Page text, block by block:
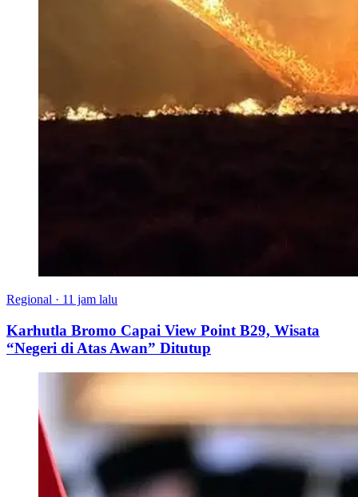
Regional · 11 jam lalu
Karhutla Bromo Capai View Point B29, Wisata
“Negeri di Atas Awan” Ditutup